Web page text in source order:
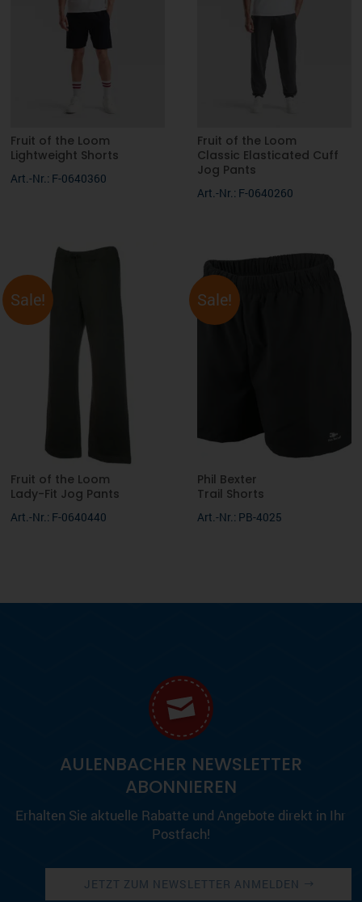
Fruit of the Loom
Lightweight Shorts
Art.-Nr.: F-0640360
Fruit of the Loom
Classic Elasticated Cuff
Jog Pants
Art.-Nr.: F-0640260
Sale!
Fruit of the Loom
Lady-Fit Jog Pants
Art.-Nr.: F-0640440
Sale!
Phil Bexter
Trail Shorts
Art.-Nr.: PB-4025
AULENBACHER NEWSLETTER
ABONNIEREN
Erhalten Sie aktuelle Rabatte und Angebote direkt in Ihr
Postfach!
JETZT ZUM NEWSLETTER ANMELDEN